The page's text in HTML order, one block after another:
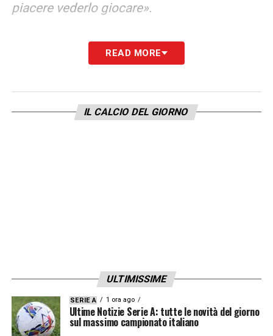
piacere vederlo giocare».
LA PLAYLIST DELLE NOSTRE TOP NEWS
READ MORE
IL CALCIO DEL GIORNO
ULTIMISSIME
SERIE A 1 ora ago
Ultime Notizie Serie A: tutte le novità del giorno
sul massimo campionato italiano